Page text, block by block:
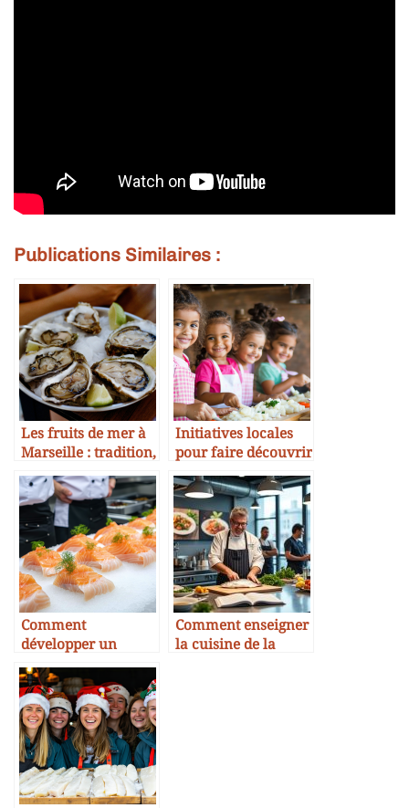
Publications Similaires :
Les fruits de mer à
Marseille : tradition,
fraîcheur et savoir-
faire familial
Initiatives locales
pour faire découvrir
la morue aux
enfants
Comment
développer un
cursus scolaire
autour de la
gastronomie marine
Comment enseigner
la cuisine de la